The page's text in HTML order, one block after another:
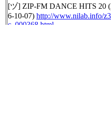
[ヅ] ZIP-FM DANCE HITS 20
6-10-07) http://www.nilab.info/
c_000368.html